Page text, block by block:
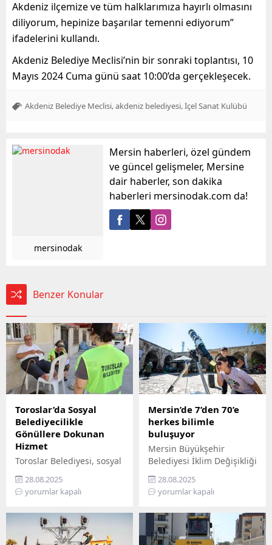
Akdeniz ilçemize ve tüm halklarımıza hayırlı olmasını
diliyorum, hepinize başarılar temenni ediyorum”
ifadelerini kullandı.
Akdeniz Belediye Meclisi’nin bir sonraki toplantısı, 10
Mayıs 2024 Cuma günü saat 10:00’da gerçekleşecek.
Akdeniz Belediye Meclisi akdeniz belediyesi İçel Sanat Kulübü
mersinodak
Mersin haberleri, özel gündem
ve güncel gelişmeler, Mersine
dair haberler, son dakika
haberleri mersinodak.com da!
Benzer Konular
Toroslar’da Sosyal
Belediyecilikle
Gönüllere Dokunan
Hizmet
Toroslar Belediyesi, sosyal
belediyecilik anlayışıyla
vatandaşların gönüllerine
dokunmaya devam ediyor.
vatandaşlar, özel
gereksinimli bireyler ile
28.08.2025
yorumlar kapalı
Mersin’de 7’den 70’e
herkes bilimle
buluşuyor
Mersin Büyükşehir
Belediyesi İklim Değişikliği
ve Sıfır Atık Dairesi
Başkanlığı, Mercan 100.
Yıl İklim ve Çevre Bilim
edemeyenler için bilimi
yurttaşın ayağına
28.08.2025
yorumlar kapalı